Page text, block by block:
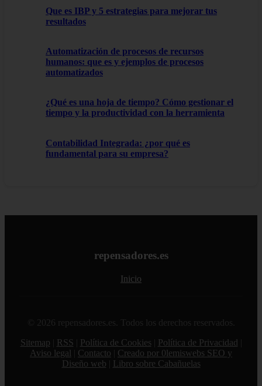
Que es IBP y 5 estrategias para mejorar tus
resultados
Automatización de procesos de recursos
humanos: que es y ejemplos de procesos
automatizados
¿Qué es una hoja de tiempo? Cómo gestionar el
tiempo y la productividad con la herramienta
Contabilidad Integrada: ¿por qué es
fundamental para su empresa?
repensadores.es
Inicio
© 2026 repensadores.es. Todos los derechos reservados.
Sitemap
RSS Política de Cookies Política de Privacidad
Aviso legal
Contacto
Creado por 0lemiswebs SEO y
Diseño web
Libro sobre Cabañuelas